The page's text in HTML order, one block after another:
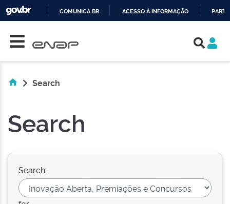
COMUNICA BR ACESSO À INFORMAÇÃO
Search
Search
Search: